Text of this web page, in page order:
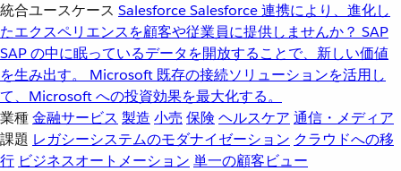
統合ユースケース SalesforceSalesforce 連携により、進化し
たエクスペリエンスを顧客や従業員に提供しませんか？ SAP
SAP の中に眠っているデータを開放することで、新しい価値
を生み出す。
Microsoft 既存の接続ソリューションを活用し
て、Microsoft への投資効果を最大化する。
業種金融サービス 製造 小売 保険 ヘルスケア 通信・メディア
課題 レガシーシステムのモダナイゼーション クラウドへの移
行 ビジネスオートメーション 単一の顧客ビュー